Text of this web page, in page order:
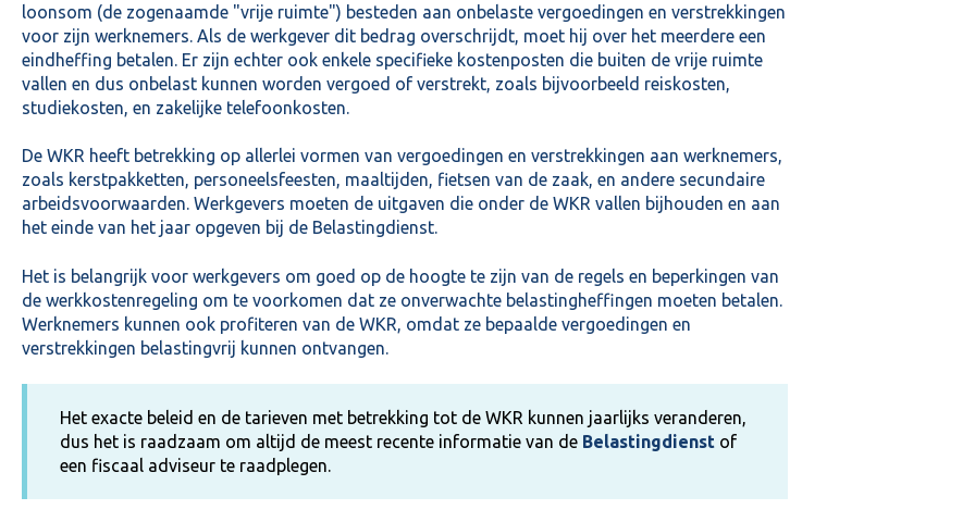
loonsom (de zogenaamde "vrije ruimte") besteden aan onbelaste vergoedingen en verstrekkingen
voor zijn werknemers. Als de werkgever dit bedrag overschrijdt, moet hij over het meerdere een
eindheffing betalen. Er zijn echter ook enkele specifieke kostenposten die buiten de vrije ruimte
vallen en dus onbelast kunnen worden vergoed of verstrekt, zoals bijvoorbeeld reiskosten,
studiekosten, en zakelijke telefoonkosten.
De WKR heeft betrekking op allerlei vormen van vergoedingen en verstrekkingen aan werknemers,
zoals kerstpakketten, personeelsfeesten, maaltijden, fietsen van de zaak, en andere secundaire
arbeidsvoorwaarden. Werkgevers moeten de uitgaven die onder de WKR vallen bijhouden en aan
het einde van het jaar opgeven bij de Belastingdienst.
Het is belangrijk voor werkgevers om goed op de hoogte te zijn van de regels en beperkingen van
de werkkostenregeling om te voorkomen dat ze onverwachte belastingheffingen moeten betalen.
Werknemers kunnen ook profiteren van de WKR, omdat ze bepaalde vergoedingen en
verstrekkingen belastingvrij kunnen ontvangen.
Het exacte beleid en de tarieven met betrekking tot de WKR kunnen jaarlijks veranderen,
dus het is raadzaam om altijd de meest recente informatie van de Belastingdienstof
een fiscaal adviseur te raadplegen.